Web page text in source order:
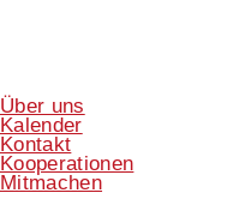
Über uns
Kalender
Kontakt
Kooperationen
Mitmachen